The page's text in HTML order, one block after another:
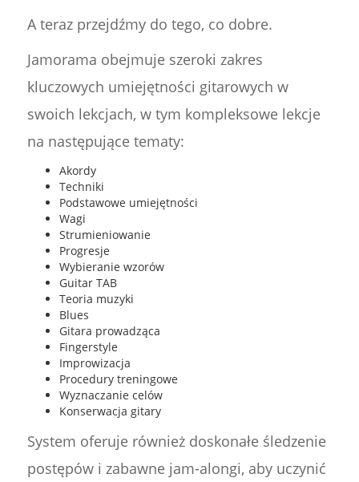
A teraz przejdźmy do tego, co dobre.
Jamorama obejmuje szeroki zakres
kluczowych umiejętności gitarowych w
swoich lekcjach, w tym kompleksowe lekcje
na następujące tematy:
Akordy
Techniki
Podstawowe umiejętności
Wagi
Strumieniowanie
Progresje
Wybieranie wzorów
Guitar TAB
Teoria muzyki
Blues
Gitara prowadząca
Fingerstyle
Improwizacja
Procedury treningowe
Wyznaczanie celów
Konserwacja gitary
System oferuje również doskonałe śledzenie
postępów i zabawne jam-alongi, aby uczynić